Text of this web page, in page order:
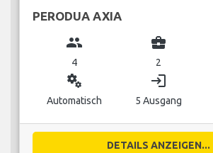
PERODUA AXIA
group
4
business_center
2
miscellaneous_services
Automatisch
login
5 Ausgang
DETAILS ANZEIGEN...